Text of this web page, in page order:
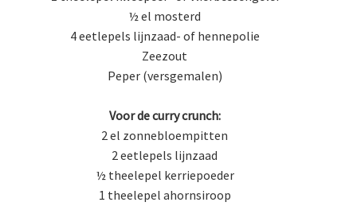
½ el mosterd
4 eetlepels lijnzaad- of hennepolie
Zeezout
Peper (versgemalen)
Voor de curry crunch:
2 el zonnebloempitten
2 eetlepels lijnzaad
½ theelepel kerriepoeder
1 theelepel ahornsiroop